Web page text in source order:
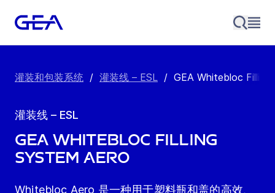
灌装和包装系统 / 灌装线 – ESL / GEA Whitebloc
灌装线 – ESL
GEA Whitebloc Filling
System Aero
Whitebloc Aero 是一种用于塑料瓶和盖的高效、